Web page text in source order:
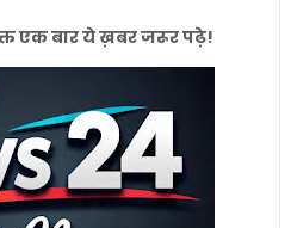
एक बार ये ख़बर जरूर पढ़े!